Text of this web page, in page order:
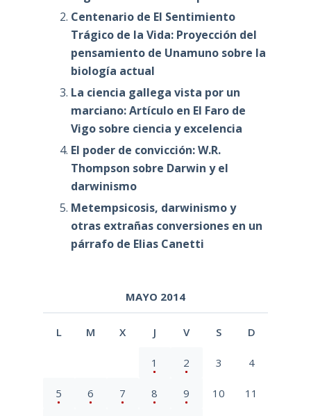
Centenario de El Sentimiento
Trágico de la Vida: Proyección del
pensamiento de Unamuno sobre la
biología actual
La ciencia gallega vista por un
marciano: Artículo en El Faro de
Vigo sobre ciencia y excelencia
El poder de convicción: W.R.
Thompson sobre Darwin y el
darwinismo
Metempsicosis, darwinismo y
otras extrañas conversiones en un
párrafo de Elias Canetti
MAYO 2014
L M X J V S D
1 2 3 4
5 6 7 8 9 10 11